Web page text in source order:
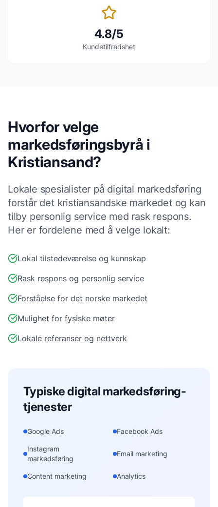
4.8/5
Kundetilfredshet
Hvorfor velge
markedsføringsbyrå i
Kristiansand?
Lokale spesialister på digital markedsføring
forstår det kristiansandske markedet og kan
tilby personlig service med rask respons.
Her er fordelene med å velge lokalt:
Lokal tilstedeværelse og kunnskap
Rask respons og personlig service
Forståelse for det norske markedet
Mulighet for fysiske møter
Lokale referanser og nettverk
Typiskedigital markedsføring-
tjenester
Google Ads Facebook Ads
Instagram
markedsføring
Email marketing
Content marketing Analytics